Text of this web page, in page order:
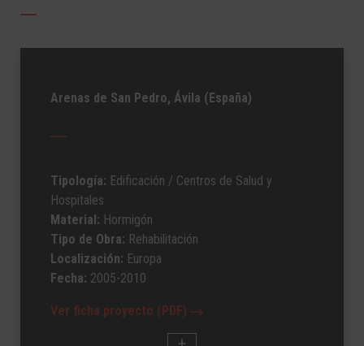
Arenas de San Pedro, Ávila (España)
Tipología: Edificación / Centros de Salud y
Hospitales
Material: Hormigón
Tipo de Obra: Rehabilitación
Localización: Europa
Fecha: 2005-2010
Ver ficha proyecto (PDF)